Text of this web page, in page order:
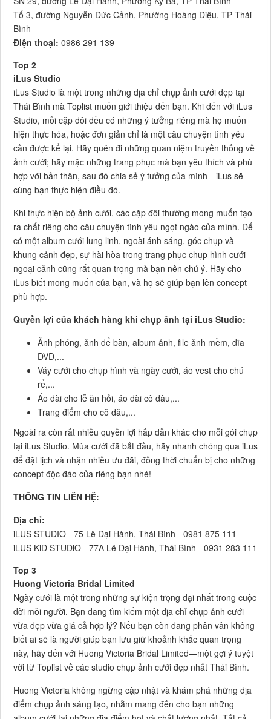
Tổ 3, đường Nguyễn Đức Cảnh, Phường Hoàng Diệu, TP Thái
Bình
Điện thoại: 0986 291 139
Top 2
iLus Studio
iLus Studio là một trong những địa chỉ chụp ảnh cưới đẹp tại
Thái Bình mà Toplist muốn giới thiệu đến bạn. Khi đến với iLus
Studio, mỗi cặp đôi đều có những ý tưởng riêng mà họ muốn
hiện thực hóa, hoặc đơn giản chỉ là một câu chuyện tình yêu
cần được kể lại. Hãy quên đi những quan niệm truyền thống về
ảnh cưới; hãy mặc những trang phục mà bạn yêu thích và phù
hợp với bản thân, sau đó chia sẻ ý tưởng của mình—iLus sẽ
cùng bạn thực hiện điều đó.
Khi thực hiện bộ ảnh cưới, các cặp đôi thường mong muốn tạo
ra chất riêng cho câu chuyện tình yêu ngọt ngào của mình. Để
có một album cưới lung linh, ngoài ánh sáng, góc chụp và
khung cảnh đẹp, sự hài hòa trong trang phục chụp hình cưới
ngoại cảnh cũng rất quan trọng mà bạn nên chú ý. Hãy cho
iLus biết mong muốn của bạn, và họ sẽ giúp bạn lên concept
phù hợp.
Quyền lợi của khách hàng khi chụp ảnh tại iLus Studio:
Ảnh phóng, ảnh để bàn, album ảnh, file ảnh mềm, đĩa
DVD,...
Váy cưới cho chụp hình và ngày cưới, áo vest cho chú
rể,...
Áo dài cho lễ ăn hỏi, áo dài cô dâu,...
Trang điểm cho cô dâu,...
Ngoài ra còn rất nhiều quyền lợi hấp dẫn khác cho mỗi gói chụp
tại iLus Studio. Mùa cưới đã bắt đầu, hãy nhanh chóng qua iLus
để đặt lịch và nhận nhiều ưu đãi, đồng thời chuẩn bị cho những
concept độc đáo của riêng bạn nhé!
THÔNG TIN LIÊN HỆ:
Địa chỉ:
iLUS STUDIO - 75 Lê Đại Hành, Thái Bình - 0981 875 111
iLUS KiD STUDiO - 77A Lê Đại Hành, Thái Bình - 0931 283 111
Top 3
Huong Victoria Bridal Limited
Ngày cưới là một trong những sự kiện trọng đại nhất trong cuộc
đời mỗi người. Bạn đang tìm kiếm một địa chỉ chụp ảnh cưới
vừa đẹp vừa giá cả hợp lý? Nếu bạn còn đang phân vân không
biết ai sẽ là người giúp bạn lưu giữ khoảnh khắc quan trọng
này, hãy đến với Huong Victoria Bridal Limited—một gợi ý tuyệt
vời từ Toplist về các studio chụp ảnh cưới đẹp nhất Thái Bình.
Huong Victoria không ngừng cập nhật và khám phá những địa
điểm chụp ảnh sáng tạo, nhằm mang đến cho bạn những